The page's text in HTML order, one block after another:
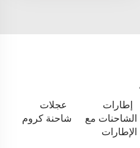
إطارات
الشاحنات مع
الإطارات
عجلات
شاحنة كروم